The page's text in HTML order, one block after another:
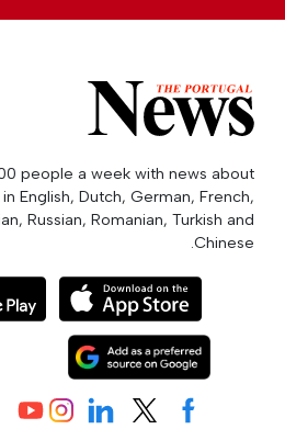
people a week with news about
English, Dutch, German, French,
Russian, Romanian, Turkish and
Chinese.